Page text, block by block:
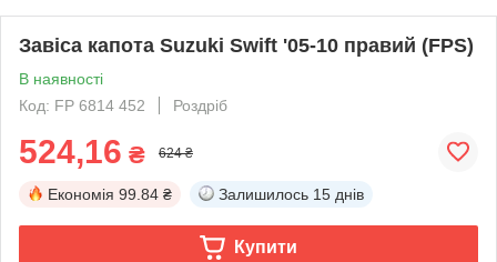
Завіса капота Suzuki Swift '05-10 правий (FPS)
В наявності
Код: FP 6814 452
Роздріб
524,16 ₴ 624 ₴
Економія 99.84 ₴ Залишилось 15 днів
Купити